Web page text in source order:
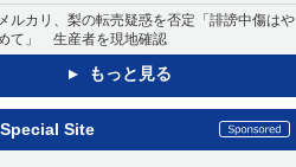
ルカリ、梨の転売疑惑を否定「誹謗中傷はや
て」 生産者を現地確認
もっと見る
Special Site